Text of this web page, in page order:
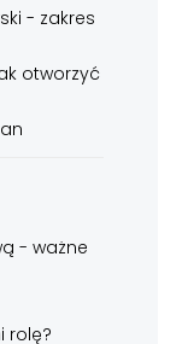
- zakres
otworzyć
- ważne
rolę?